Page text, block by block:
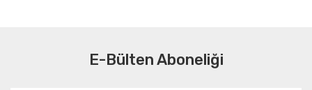
E-Bülten Aboneliği